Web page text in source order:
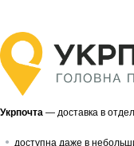
Укрпочта — доставка в
доступна даже в